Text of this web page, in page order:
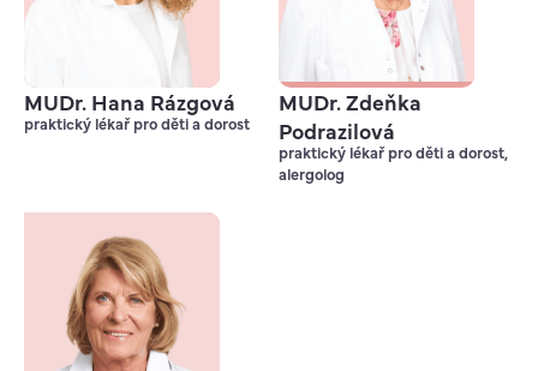
MUDr. Hana Rázgová
praktický lékař pro děti a dorost
MUDr. Zdeňka
Podrazilová
praktický lékař pro děti a dorost,
alergolog